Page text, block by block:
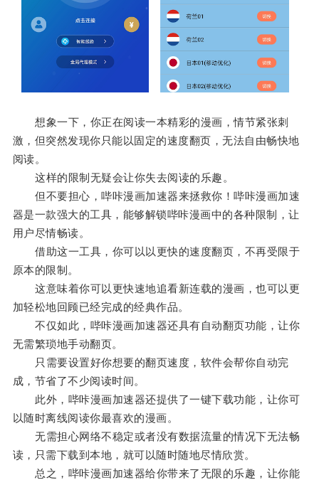
想象一下，你正在阅读一本精彩的漫画，情节紧张刺
激，但突然发现你只能以固定的速度翻页，无法自由畅快地
阅读。
这样的限制无疑会让你失去阅读的乐趣。
但不要担心，哔咔漫画加速器来拯救你！哔咔漫画加速
器是一款强大的工具，能够解锁哔咔漫画中的各种限制，让
用户尽情畅读。
借助这一工具，你可以以更快的速度翻页，不再受限于
原本的限制。
这意味着你可以更快速地追看新连载的漫画，也可以更
加轻松地回顾已经完成的经典作品。
不仅如此，哔咔漫画加速器还具有自动翻页功能，让你
无需繁琐地手动翻页。
只需要设置好你想要的翻页速度，软件会帮你自动完
成，节省了不少阅读时间。
此外，哔咔漫画加速器还提供了一键下载功能，让你可
以随时离线阅读你最喜欢的漫画。
无需担心网络不稳定或者没有数据流量的情况下无法畅
读，只需下载到本地，就可以随时随地尽情欣赏。
总之，哔咔漫画加速器给你带来了无限的乐趣，让你能